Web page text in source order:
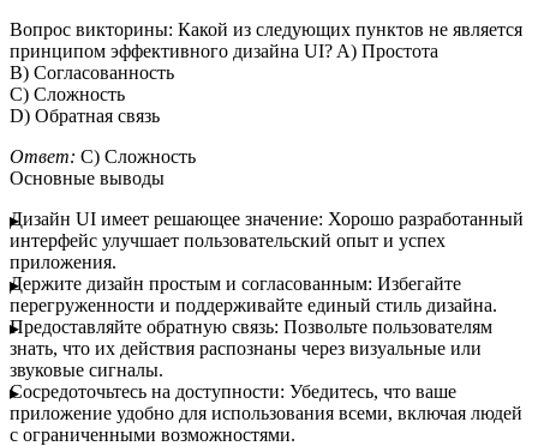
Вопрос викторины: Какой из следующих пунктов не является
принципом эффективного дизайна UI? A) Простота
B) Согласованность
C) Сложность
D) Обратная связь
Ответ: C) Сложность
Основные выводы
Дизайн UI имеет решающее значение: Хорошо разработанный
интерфейс улучшает пользовательский опыт и успех
приложения.
Держите дизайн простым и согласованным: Избегайте
перегруженности и поддерживайте единый стиль дизайна.
Предоставляйте обратную связь: Позвольте пользователям
знать, что их действия распознаны через визуальные или
звуковые сигналы.
Сосредоточьтесь на доступности: Убедитесь, что ваше
приложение удобно для использования всеми, включая людей
с ограниченными возможностями.